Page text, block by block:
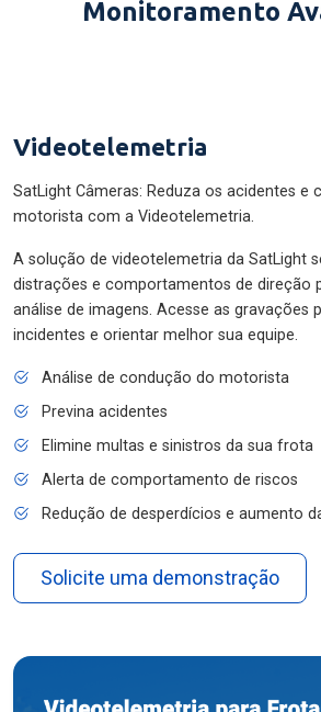
Monitoramento
Videotelemetria
SatLight Câmeras: Reduza os acidentes e
motorista com a Videotelemetria.
A solução de videotelemetria da SatLight
distrações e comportamentos de direção
análise de imagens. Acesse as gravações
incidentes e orientar melhor sua equipe.
Análise de condução do motorista
Previna acidentes
Elimine multas e sinistros da sua frota
Alerta de comportamento de riscos
Redução de desperdícios e aumento
Solicite uma demonstração